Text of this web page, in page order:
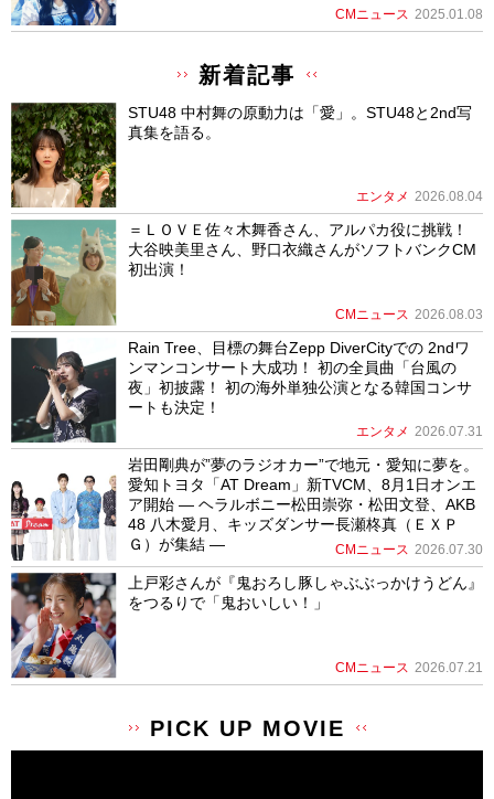
CMニュース 2025.01.08
新着記事
STU48 中村舞の原動力は「愛」。STU48と2nd写
真集を語る。
エンタメ 2026.08.04
＝ＬＯＶＥ佐々木舞香さん、アルパカ役に挑戦！
大谷映美里さん、野口衣織さんがソフトバンクCM
初出演！
CMニュース 2026.08.03
Rain Tree、目標の舞台Zepp DiverCityでの 2ndワ
ンマンコンサート大成功！ 初の全員曲「台風の
夜」初披露！ 初の海外単独公演となる韓国コンサ
ートも決定！
エンタメ 2026.07.31
岩田剛典が”夢のラジオカー”で地元・愛知に夢を。
愛知トヨタ「AT Dream」新TVCM、8月1日オンエ
ア開始 ― ヘラルボニー松田崇弥・松田文登、AKB
48 八木愛月、キッズダンサー長瀬柊真（ＥＸＰ
Ｇ）が集結 ―
CMニュース 2026.07.30
上戸彩さんが『鬼おろし豚しゃぶぶっかけうどん』
をつるりで「鬼おいしい！」
CMニュース 2026.07.21
PICK UP MOVIE